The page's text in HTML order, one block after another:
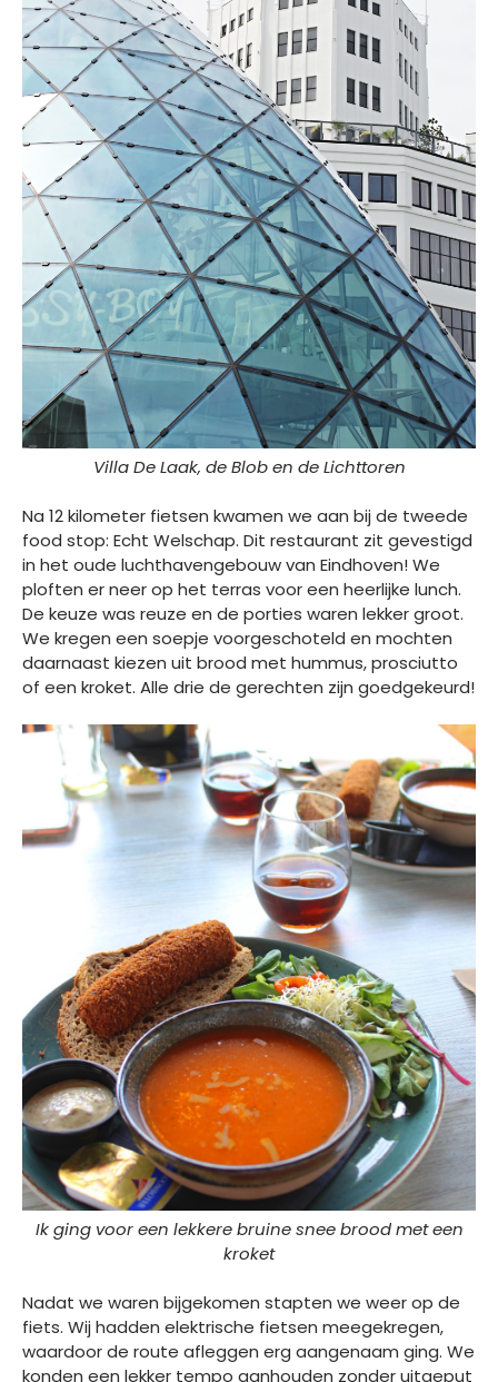
Villa De Laak, de Blob en de Lichttoren
Na 12 kilometer fietsen kwamen we aan bij de tweede
food stop: Echt Welschap. Dit restaurant zit gevestigd
in het oude luchthavengebouw van Eindhoven! We
ploften er neer op het terras voor een heerlijke lunch.
De keuze was reuze en de porties waren lekker groot.
We kregen een soepje voorgeschoteld en mochten
daarnaast kiezen uit brood met hummus, prosciutto
of een kroket. Alle drie de gerechten zijn goedgekeurd!
Ik ging voor een lekkere bruine snee brood met een
kroket
Nadat we waren bijgekomen stapten we weer op de
fiets. Wij hadden elektrische fietsen meegekregen,
waardoor de route afleggen erg aangenaam ging. We
konden een lekker tempo aanhouden zonder uitgeput